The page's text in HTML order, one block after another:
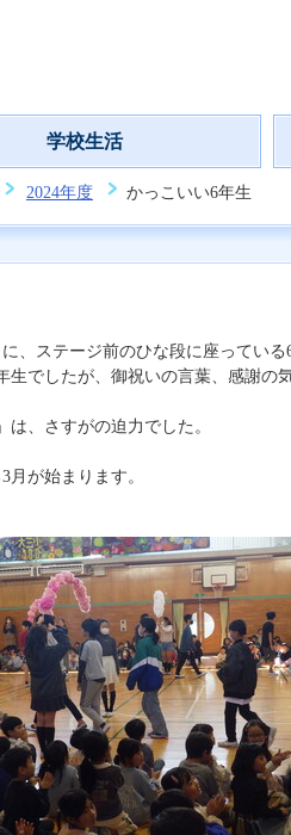
学校生活
2024年度 かっこいい6年生
ステージ前のひな段に座っている
でしたが、御祝いの言葉、感謝の
、さすがの迫力でした。
が始まります。